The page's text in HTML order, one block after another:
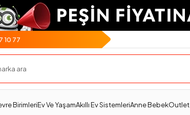
10 77
BirimleriEv Ve YaşamAkıllı Ev SistemleriAnne BebekOutlet